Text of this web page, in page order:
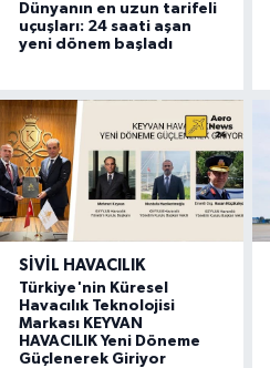
Dünyanın en uzun tarifeli
uçuşları: 24 saati aşan
yeni dönem başladı
SIVIL HAVACILIK
Türkiye'nin Küresel
Havacılık Teknolojisi
Markası KEYVAN
HAVACILIK Yeni Döneme
Güçlenerek Giriyor